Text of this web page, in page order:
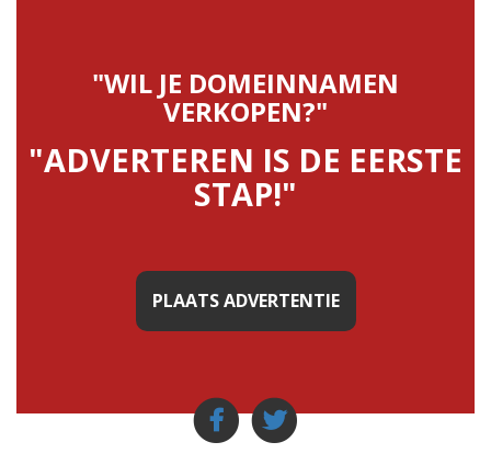
"WIL JE DOMEINNAMEN
VERKOPEN?"
"ADVERTEREN IS DE EERSTE
STAP!"
PLAATS ADVERTENTIE